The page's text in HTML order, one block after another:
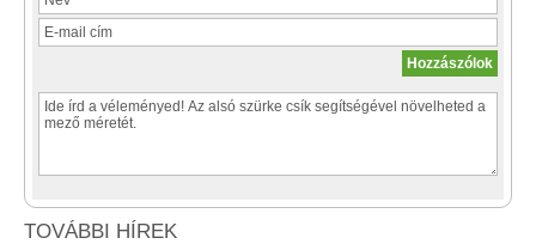
TOVÁBBI HÍREK